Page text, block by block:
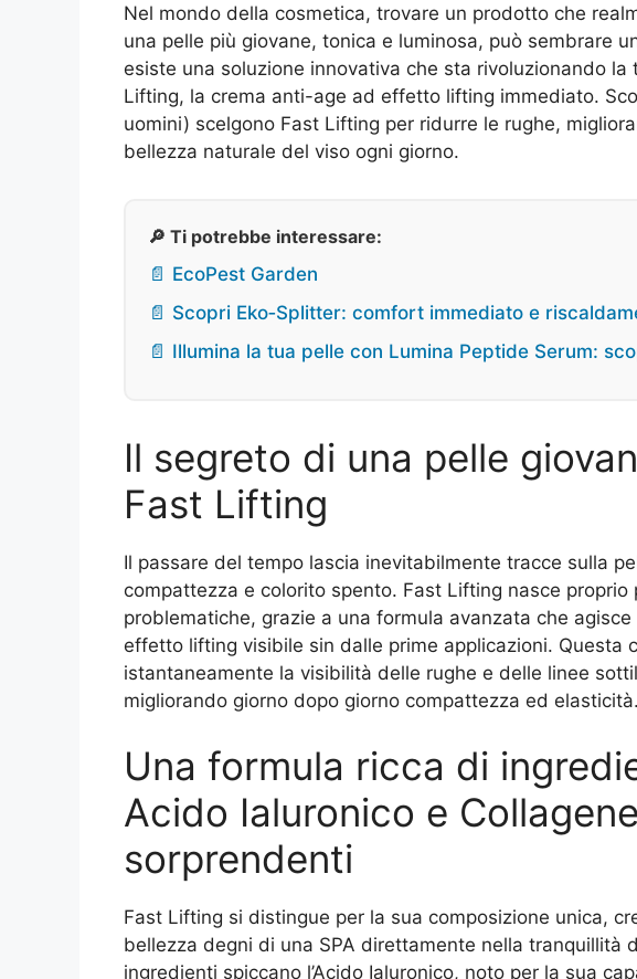
Nel mondo della cosmetica, trovare un prodotto che
una pelle più giovane, tonica e luminosa, può sembrare
esiste una soluzione innovativa che sta rivoluzionando
Lifting, la crema anti-age ad effetto lifting immediato.
uomini) scelgono Fast Lifting per ridurre le rughe,
bellezza naturale del viso ogni giorno.
🔎 Ti potrebbe interessare:
📄 EcoPest Garden
📄 Scopri Eko‑Splitter: comfort immediato e
📄 Illumina la tua pelle con Lumina Peptide Serum:
Il segreto di una pelle
Fast Lifting
Il passare del tempo lascia inevitabilmente tracce sulla
compattezza e colorito spento. Fast Lifting nasce proprio
problematiche, grazie a una formula avanzata che
effetto lifting visibile sin dalle prime applicazioni. Questa
istantaneamente la visibilità delle rughe e delle linee
migliorando giorno dopo giorno compattezza ed elasticità.
Una formula ricca di
Acido Ialuronico e
sorprendenti
Fast Lifting si distingue per la sua composizione unica,
bellezza degni di una SPA direttamente nella tranquillità
ingredienti spiccano l’Acido Ialuronico, noto per la sua